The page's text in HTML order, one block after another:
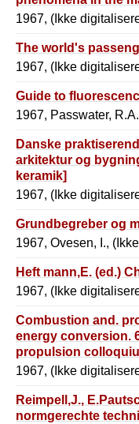
1966. Ed.by
1967, (Ikke
The world's
1967, (Ikke
Guide to
1967, Passwater,
Danske
arkitektur og
keramik]
1967, (Ikke
Grundbegreber og
1967, Ovesen, I.,
Heft mann,E. (ed.)
1967, (Ikke
Combustion and.
energy conversion.
propulsion
energy conversion,
1967, (Ikke
Reimpell,J.,
normgerechte